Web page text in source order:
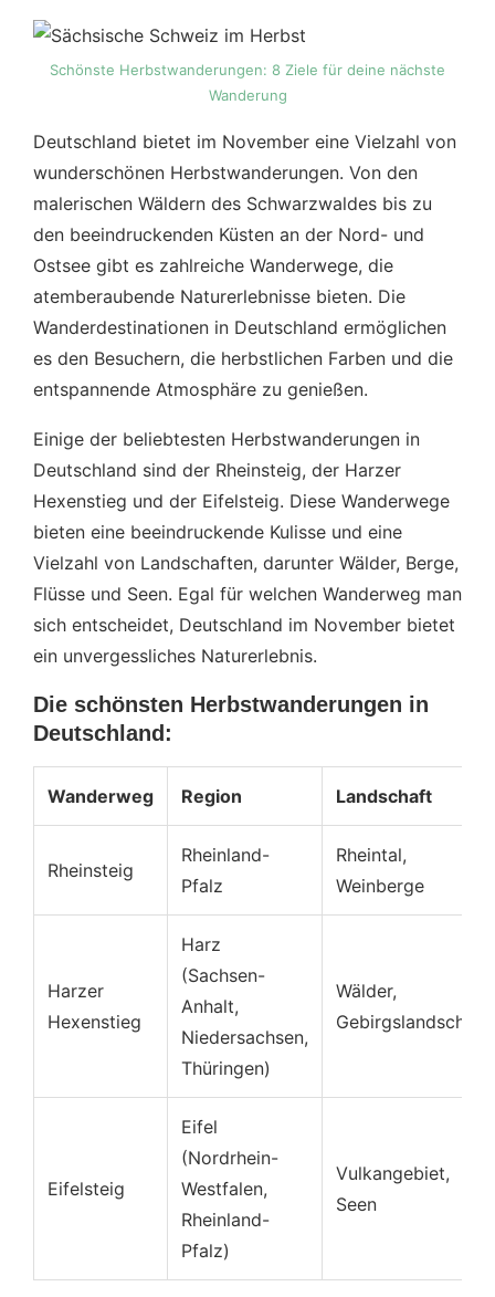
Schönste Herbstwanderungen: 8 Ziele für deine nächste
Wanderung
Deutschland bietet im November eine Vielzahl von
wunderschönen Herbstwanderungen. Von den
malerischen Wäldern des Schwarzwaldes bis zu
den beeindruckenden Küsten an der Nord- und
Ostsee gibt es zahlreiche Wanderwege, die
atemberaubende Naturerlebnisse bieten. Die
Wanderdestinationen in Deutschland ermöglichen
es den Besuchern, die herbstlichen Farben und die
entspannende Atmosphäre zu genießen.
Einige der beliebtesten Herbstwanderungen in
Deutschland sind der Rheinsteig, der Harzer
Hexenstieg und der Eifelsteig. Diese Wanderwege
bieten eine beeindruckende Kulisse und eine
Vielzahl von Landschaften, darunter Wälder, Berge,
Flüsse und Seen. Egal für welchen Wanderweg man
sich entscheidet, Deutschland im November bietet
ein unvergessliches Naturerlebnis.
Die schönsten Herbstwanderungen in
Deutschland:
Wanderweg Region Landschaft
Rheinsteig
Rheinland-
Pfalz
Rheintal,
Weinberge
Harzer
Hexenstieg
Harz
(Sachsen-
Anhalt,
Niedersachsen,
Thüringen)
Wälder,
Gebirgslandschaft
Eifelsteig
Eifel
(Nordrhein-
Westfalen,
Rheinland-
Pfalz)
Vulkangebiet,
Seen